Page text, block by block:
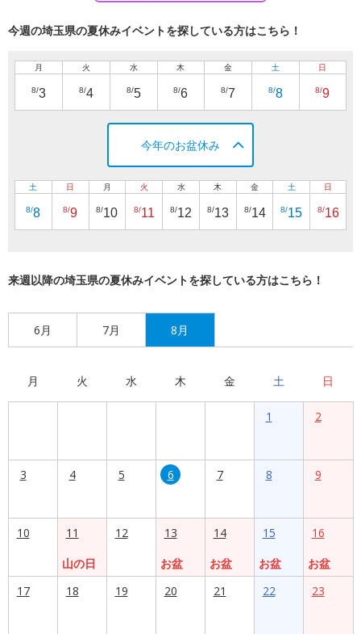
今週の埼玉県の夏休みイベントを探している方はこちら！
月
8/3
火
8/4
水
8/5
木
8/6
金
8/7
土
8/8
日
8/9
今年のお盆休み
土
8/8
日
8/9
月
8/10
火
8/11
水
8/12
木
8/13
金
8/14
土
8/15
日
8/16
来週以降の埼玉県の夏休みイベントを探している方はこちら！
6月 7月 8月
月 火 水 木 金 土 日
1 2
3 4 5 6 7 8 9
10
11
山の日
12
13
お盆
14
お盆
15
お盆
16
お盆
17
18 19 20 21 22 23